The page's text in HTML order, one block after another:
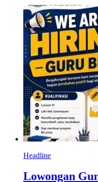
Headline
Lowongan